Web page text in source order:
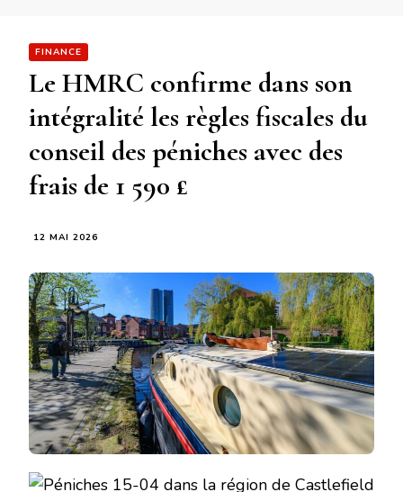
FINANCE
Le HMRC confirme dans son
intégralité les règles fiscales du
conseil des péniches avec des
frais de 1 590 £
12 MAI 2026